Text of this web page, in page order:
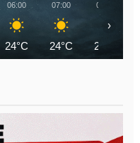
06:00
24°C
07:00
24°C
08:00
26°C
›